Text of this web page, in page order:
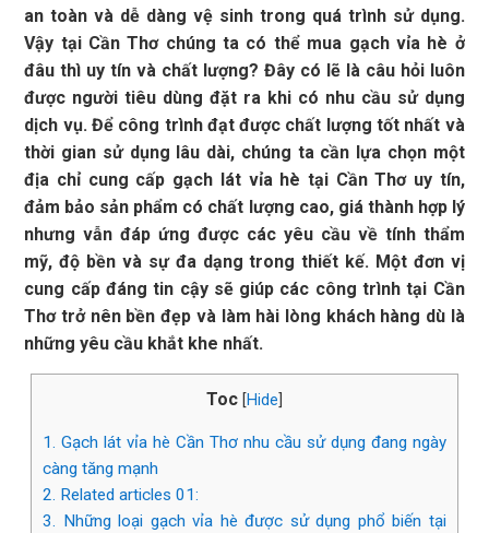
an toàn và dễ dàng vệ sinh trong quá trình sử dụng.
Vậy tại Cần Thơ chúng ta có thể mua gạch vỉa hè ở
đâu thì uy tín và chất lượng? Đây có lẽ là câu hỏi luôn
được người tiêu dùng đặt ra khi có nhu cầu sử dụng
dịch vụ. Để công trình đạt được chất lượng tốt nhất và
thời gian sử dụng lâu dài, chúng ta cần lựa chọn một
địa chỉ cung cấp gạch lát vỉa hè tại Cần Thơ uy tín,
đảm bảo sản phẩm có chất lượng cao, giá thành hợp lý
nhưng vẫn đáp ứng được các yêu cầu về tính thẩm
mỹ, độ bền và sự đa dạng trong thiết kế. Một đơn vị
cung cấp đáng tin cậy sẽ giúp các công trình tại Cần
Thơ trở nên bền đẹp và làm hài lòng khách hàng dù là
những yêu cầu khắt khe nhất.
Toc [Hide
1. Gạch lát vỉa hè Cần Thơ nhu cầu sử dụng đang ngày
càng tăng mạnh
2. Related articles 01:
3. Những loại gạch vỉa hè được sử dụng phổ biến tại